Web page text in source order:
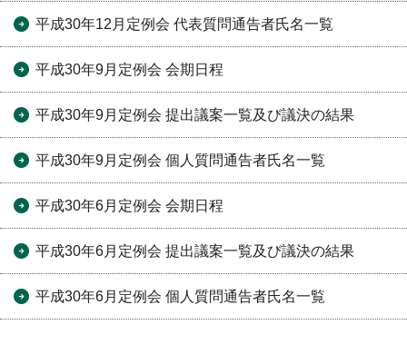
平成30年12月定例会 代表質問通告者氏名一覧
平成30年9月定例会 会期日程
平成30年9月定例会 提出議案一覧及び議決の結果
平成30年9月定例会 個人質問通告者氏名一覧
平成30年6月定例会 会期日程
平成30年6月定例会 提出議案一覧及び議決の結果
平成30年6月定例会 個人質問通告者氏名一覧